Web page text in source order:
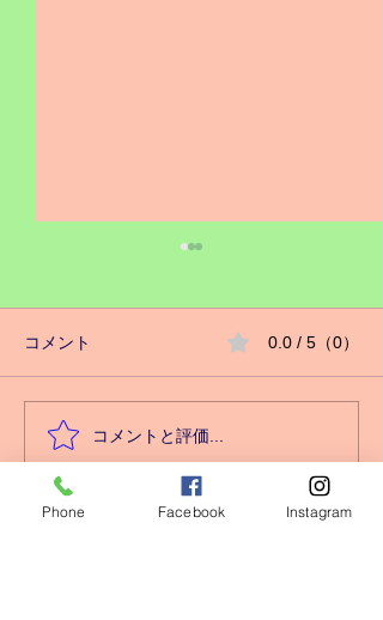
キッズクラス増設❗️
コメント 0.0 / 5（0）
コメントと評価...
Phone Facebook Instagram